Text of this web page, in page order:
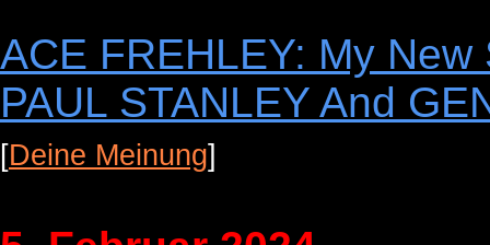
ACE FREHLEY: My
PAUL STANLEY And
[Deine Meinung]